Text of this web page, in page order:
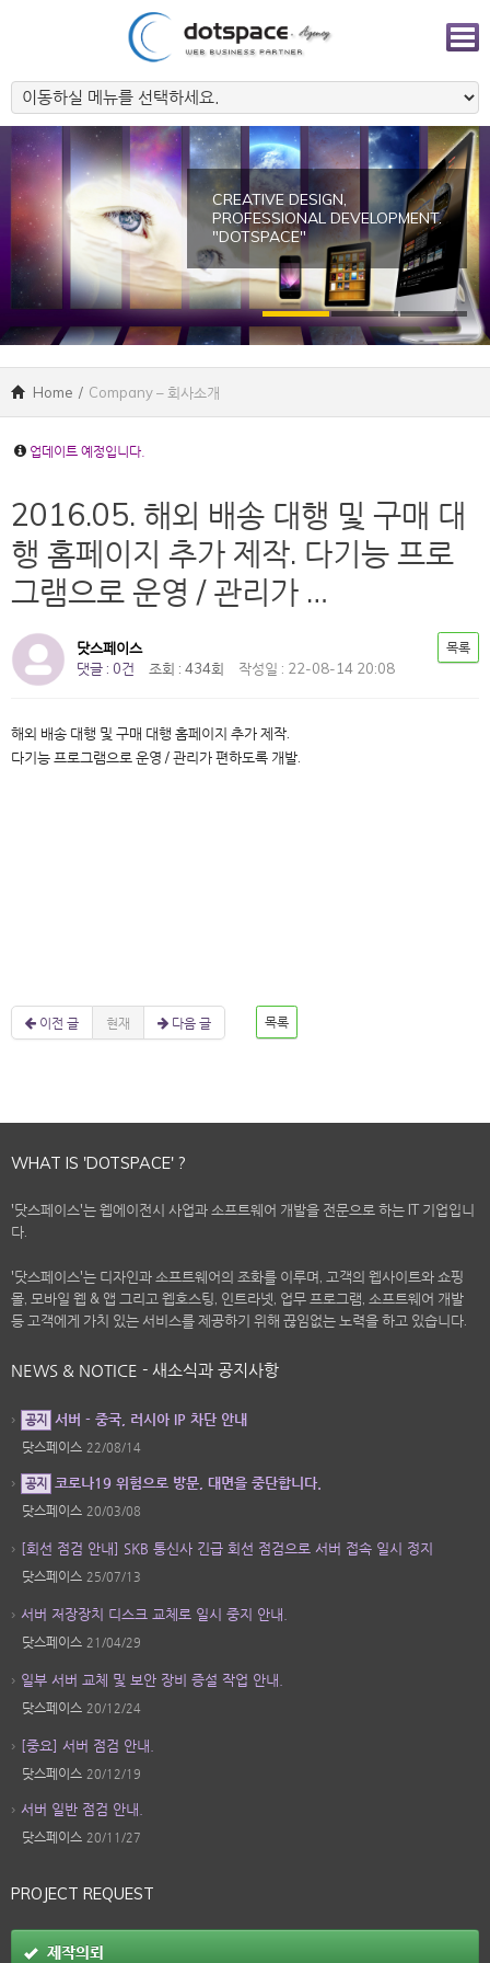
CREATIVE DESIGN,
PROFESSIONAL DEVELOPMENT.
"DOTSPACE"
Home / Company – 회사소개
업데이트 예정입니다.
2016.05. 해외 배송 대행 및 구매 대
행 홈페이지 추가 제작. 다기능 프로
그램으로 운영 / 관리가 …
닷스페이스
댓글 : 0건
조회 : 434회 작성일 : 22-08-14 20:08
목록
해외 배송 대행 및 구매 대행 홈페이지 추가 제작.
다기능 프로그램으로 운영 / 관리가 편하도록 개발.
이전 글 현재 다음 글 목록
WHAT IS 'DOTSPACE' ?
'닷스페이스'는 웹에이전시 사업과 소프트웨어 개발을 전문으로 하는 IT 기업입니
다.
'닷스페이스'는 디자인과 소프트웨어의 조화를 이루며, 고객의 웹사이트와 쇼핑
몰, 모바일 웹 & 앱 그리고 웹호스팅, 인트라넷, 업무 프로그램, 소프트웨어 개발
등 고객에게 가치 있는 서비스를 제공하기 위해 끊임없는 노력을 하고 있습니다.
NEWS & NOTICE - 새소식과 공지사항
공지 서버 - 중국, 러시아 IP 차단 안내
닷스페이스 22/08/14
공지 코로나19 위험으로 방문, 대면을 중단합니다.
닷스페이스 20/03/08
[회선 점검 안내] SKB 통신사 긴급 회선 점검으로 서버 접속 일시 정지
닷스페이스 25/07/13
서버 저장장치 디스크 교체로 일시 중지 안내.
닷스페이스 21/04/29
일부 서버 교체 및 보안 장비 증설 작업 안내.
닷스페이스 20/12/24
[중요] 서버 점검 안내.
닷스페이스 20/12/19
서버 일반 점검 안내.
닷스페이스 20/11/27
PROJECT REQUEST
제작의뢰